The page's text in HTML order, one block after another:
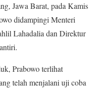
Jawa Barat, pada Kamis
didampingi Menteri
Lahadalia dan Direktur
Prabowo terlihat
telah menjalani uji coba